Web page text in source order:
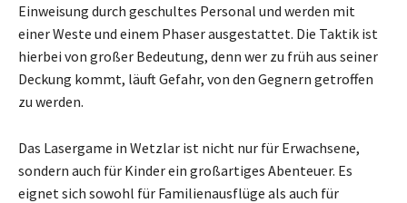
Einweisung durch geschultes Personal und werden mit
einer Weste und einem Phaser ausgestattet. Die Taktik ist
hierbei von großer Bedeutung, denn wer zu früh aus seiner
Deckung kommt, läuft Gefahr, von den Gegnern getroffen
zu werden.
Das Lasergame in Wetzlar ist nicht nur für Erwachsene,
sondern auch für Kinder ein großartiges Abenteuer. Es
eignet sich sowohl für Familienausflüge als auch für